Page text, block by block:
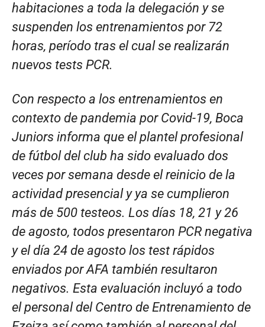
habitaciones a toda la delegación y se
suspenden los entrenamientos por 72
horas, período tras el cual se realizarán
nuevos tests PCR.
Con respecto a los entrenamientos en
contexto de pandemia por Covid-19, Boca
Juniors informa que el plantel profesional
de fútbol del club ha sido evaluado dos
veces por semana desde el reinicio de la
actividad presencial y ya se cumplieron
más de 500 testeos. Los días 18, 21 y 26
de agosto, todos presentaron PCR negativa
y el día 24 de agosto los test rápidos
enviados por AFA también resultaron
negativos. Esta evaluación incluyó a todo
el personal del Centro de Entrenamiento de